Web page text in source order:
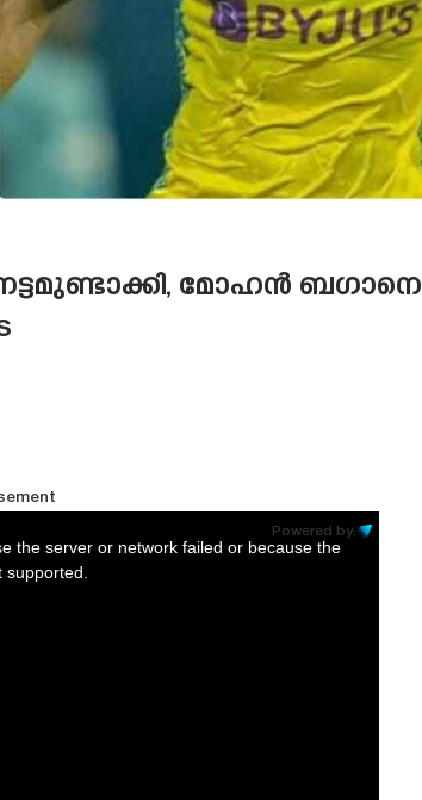
മോഹൻ ബഗാനെ
Powered by:
the server or network failed or because the